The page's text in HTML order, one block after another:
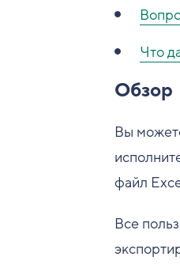
Что
Обзор
Вы
файл
Все